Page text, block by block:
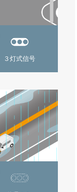
３灯式信号